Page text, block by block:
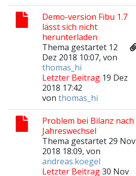
Demo-version Fibu 1.7
lässt sich nicht
herunterladen
Thema gestartet 12
Dez 2018 10:07, von
thomas_hi
Letzter Beitrag 19 Dez
2018 17:42
von thomas_hi
Problem bei Bilanz nach
Jahreswechsel
Thema gestartet 29 Nov
2018 18:09, von
andreas.koegel
Letzter Beitrag30 Nov